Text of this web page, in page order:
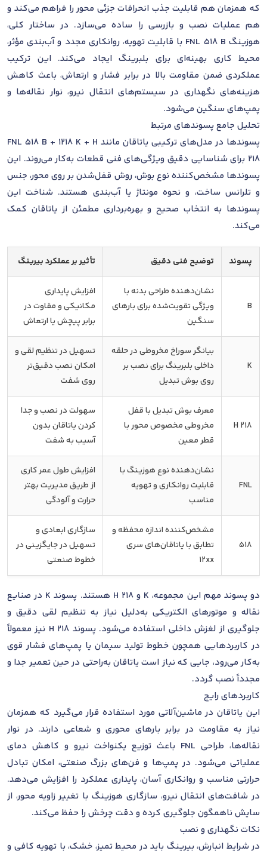
که همزمان هم قابلیت جذب انحرافات جزئی محور را فراهم می‌کند و
هم عملیات نصب و بازرسی را ساده می‌سازد. در ساختار کلی،
هوزینگ FNL 518 B با قابلیت تهویه، روانکاری مجدد و آب‌بندی مؤثر،
محیط کاری بهینه‌ای برای بلبرینگ ایجاد می‌کند. این ترکیب
عملکردی ضمن مقاومت بالا در برابر فشار و ارتعاش، باعث کاهش
هزینه‌های نگهداری در سیستم‌های انتقال نیرو، نوار نقاله‌ها و
پمپ‌های سنگین می‌شود.
تحلیل جامع پسوندهای مرتبط
پسوندها در مدل‌های ترکیبی یاتاقان مانند FNL 518 B + 1218 K + H
218 برای شناسایی دقیق ویژگی‌های فنی قطعات به‌کار می‌روند. این
پسوندها مشخص‌کننده نوع بوش، روش قفل‌شدن بر روی محور، جنس
و تلرانس ساخت، و نحوه مونتاژ یا آب‌بندی هستند. شناخت این
پسوندها به انتخاب صحیح و بهره‌برداری مطمئن از یاتاقان کمک
می‌کند.
پسوند توضیح فنی دقیق تأثیر بر عملکرد بیرینگ
B
نشان‌دهنده طراحی بدنه با
ویژگی تقویت‌شده برای بارهای
سنگین
افزایش پایداری
مکانیکی و مقاوت در
برابر پیچش یا ارتعاش
K
بیانگر سوراخ مخروطی در حلقه
داخلی بلبرینگ برای نصب بر
روی بوش تبدیل
تسهیل در تنظیم لقی و
امکان نصب دقیق‌تر
روی شفت
H 218
معرف بوش تبدیل با قفل
مخروطی مخصوص محور با
قطر معین
سهولت در نصب و جدا
کردن یاتاقان بدون
آسیب به شفت
FNL
نشان‌دهنده نوع هوزینگ با
قابلیت روانکاری و تهویه
مناسب
افزایش طول عمر کاری
از طریق مدیریت بهتر
حرارت و آلودگی
518
مشخص‌کننده اندازه محفظه و
تطابق با یاتاقان‌های سری
12xx
سازگاری ابعادی و
تسهیل در جایگزینی در
خطوط صنعتی
دو پسوند مهم این مجموعه، K و H 218 هستند. پسوند K در صنایع
نقاله و موتورهای الکتریکی به‌دلیل نیاز به تنظیم لقی دقیق و
جلوگیری از لغزش داخلی استفاده می‌شود. پسوند H 218 نیز معمولاً
در کاربردهایی همچون خطوط تولید سیمان یا پمپ‌های فشار قوی
به‌کار می‌رود، جایی که نیاز است یاتاقان به‌راحتی در حین تعمیر جدا و
مجدداً نصب گردد.
کاربردهای رایج
این یاتاقان در ماشین‌آلاتی مورد استفاده قرار می‌گیرد که همزمان
نیاز به مقاومت در برابر بارهای محوری و شعاعی دارند. در نوار
نقاله‌ها، طراحی FNL باعث توزیع یکنواخت نیرو و کاهش دمای
عملیاتی می‌شود. در پمپ‌ها و فن‌های بزرگ صنعتی، امکان تبادل
حرارتی مناسب و روانکاری آسان، پایداری عملکرد را افزایش می‌دهد.
در شافت‌های انتقال نیرو، سازگاری هوزینگ با تغییر زاویه محور، از
سایش ناهمگون جلوگیری کرده و دقت چرخش را حفظ می‌کند.
نکات نگهداری و نصب
در شرایط انبارش، بیرینگ باید در محیط تمیز، خشک، با تهویه کافی و